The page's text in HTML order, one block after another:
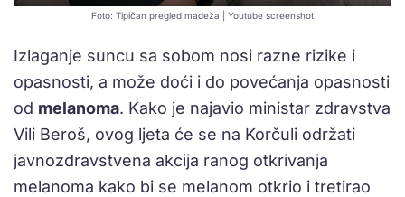
Foto: Tipičan pregled madeža | Youtube screenshot
Izlaganje suncu sa sobom nosi razne rizike i
opasnosti, a može doći i do povećanja opasnosti
od melanoma. Kako je najavio ministar zdravstva
Vili Beroš, ovog ljeta će se na Korčuli održati
javnozdravstvena akcija ranog otkrivanja
melanoma kako bi se melanom otkrio i tretirao